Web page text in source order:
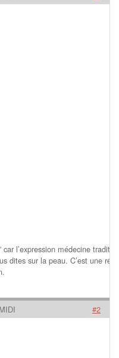
car l’expression médecine
dites sur la peau. C’est une
#2